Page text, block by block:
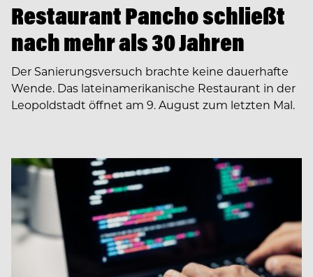
Restaurant Pancho schließt
nach mehr als 30 Jahren
Der Sanierungsversuch brachte keine dauerhafte
Wende. Das lateinamerikanische Restaurant in der
Leopoldstadt öffnet am 9. August zum letzten Mal.